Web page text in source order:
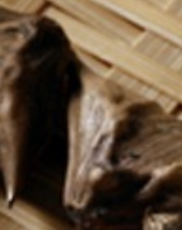
アクセス
について
写真ライブラリー
パンフレットダウンロード
運営組織について